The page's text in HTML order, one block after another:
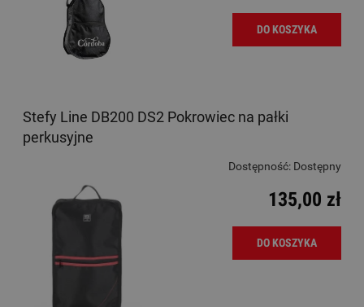
DO KOSZYKA
Stefy Line DB200 DS2 Pokrowiec na pałki
perkusyjne
Dostępność: Dostępny
135,00 zł
DO KOSZYKA